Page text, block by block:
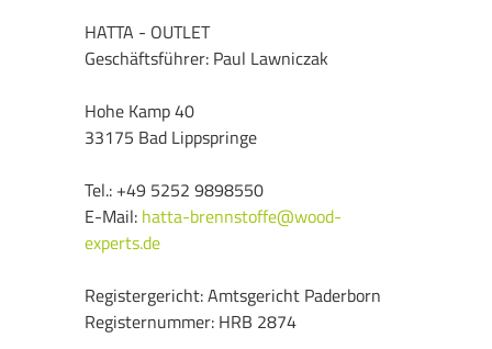
HATTA - OUTLET
Geschäftsführer: Paul Lawniczak
Hohe Kamp 40
33175 Bad Lippspringe
Tel.: +49 5252 9898550
E-Mail: hatta-brennstoffe@wood-
experts.de
Registergericht: Amtsgericht Paderborn
Registernummer: HRB 2874